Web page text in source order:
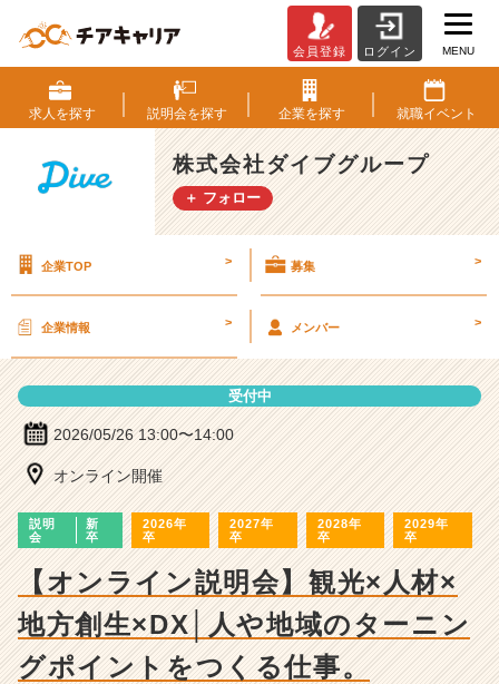
式
会
社
ダ
イ
ブ
プ
明
会
詳
細
チ
ャ
ー・
成
長
企
業
会員登録 ログイン MENU
求人を探す 説明会を探す 企業を探す 就職イベント
株式会社ダイブグループ
＋ フォロー
企業TOP > 募集 >
企業情報 > メンバー >
受付中
2026/05/26 13:00〜14:00
オンライン開催
説明
会
新
卒
2026年
卒
2027年
卒
2028年
卒
2029年
卒
【オンライン説明会】観光×人材×
地方創生×DX│人や地域のターニン
グポイントをつくる仕事。